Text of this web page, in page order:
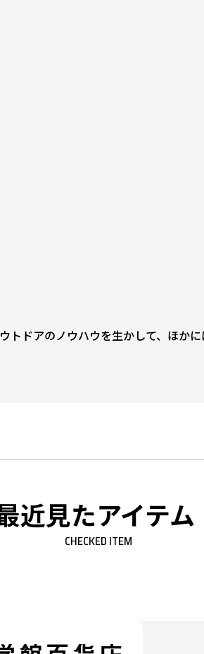
ドアのノウハウを生かして、ほか
近見たアイテム
CHECKED ITEM